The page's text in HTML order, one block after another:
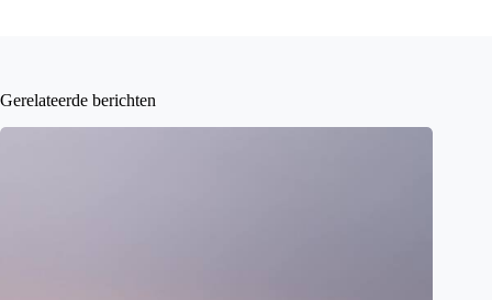
Gerelateerde berichten